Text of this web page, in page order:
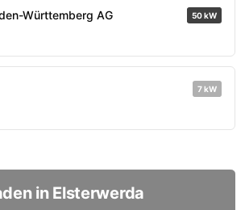
Württemberg AG 50 kW
7 kW
in Elsterwerda